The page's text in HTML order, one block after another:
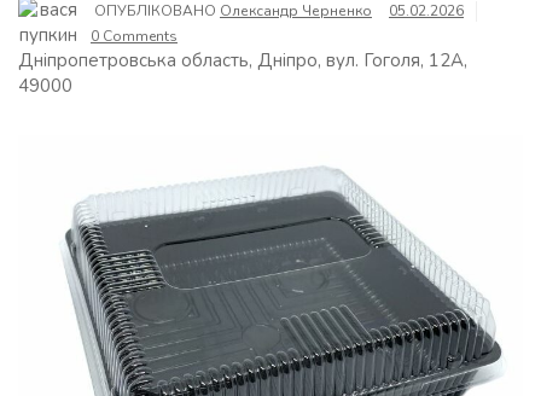
ОПУБЛІКОВАНО Олександр Черненко
05.02.2026
0 Comments
Дніпропетровська область, Дніпро, вул. Гоголя, 12А,
49000